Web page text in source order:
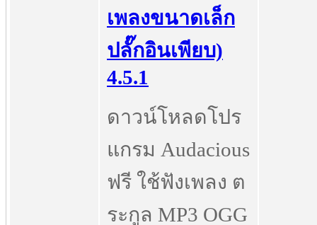
เพลงขนาดเล็ก
ปลั๊กอินเพียบ)
4.5.1
ดาวน์โหลดโปร
แกรม Audacious
ฟรี ใช้ฟังเพลง ต
ระกูล MP3 OGG